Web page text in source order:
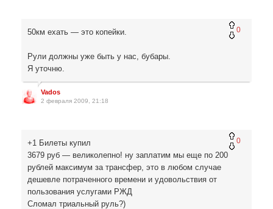
0
50км ехать — это копейки.
Рули должны уже быть у нас, бубары.
Я уточню.
Vados
2 февраля 2009, 21:18
0
+1 Билеты купил
3679 руб — великолепно! ну заплатим мы еще по 200
рублей максимум за трансфер, это в любом случае
дешевле потраченного времени и удовольствия от
пользования услугами РЖД
Сломал триальный руль?)